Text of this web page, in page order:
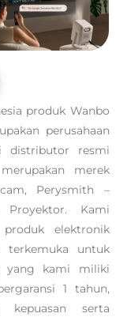
produk Wanbo
perusahaan
distributor resmi
merek
Perysmith –
Kami
elektronik
terkemuka untuk
yang kami miliki
1 tahun,
serta